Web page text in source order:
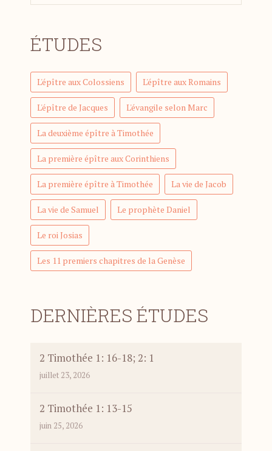
ÉTUDES
L'épître aux Colossiens L'épître aux Romains
L'épître de Jacques L'évangile selon Marc
La deuxième épître à Timothée
La première épître aux Corinthiens
La première épître à Timothée La vie de Jacob
La vie de Samuel Le prophète Daniel
Le roi Josias
Les 11 premiers chapitres de la Genèse
DERNIÈRES ÉTUDES
2 Timothée 1: 16-18; 2: 1
juillet 23, 2026
2 Timothée 1: 13-15
juin 25, 2026